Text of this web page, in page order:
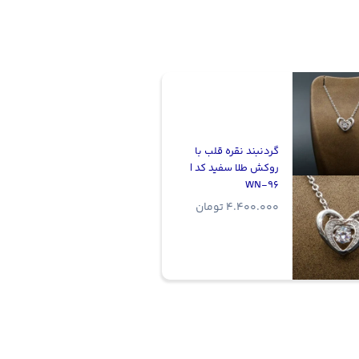
گردنبند نقره قلب با
روکش طلا سفید کد |
WN-96
4.400.000تومان